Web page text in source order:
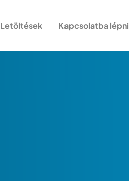
Letöltések Kapcsolatba lépni